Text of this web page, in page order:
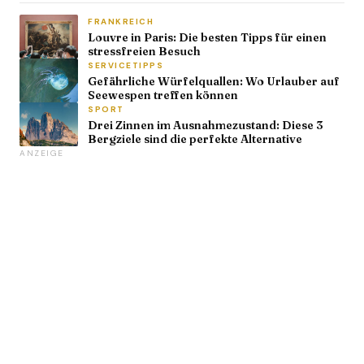
FRANKREICH
Louvre in Paris: Die besten Tipps für einen
stressfreien Besuch
SERVICETIPPS
Gefährliche Würfelquallen: Wo Urlauber auf
Seewespen treffen können
SPORT
Drei Zinnen im Ausnahmezustand: Diese 3
Bergziele sind die perfekte Alternative
ANZEIGE